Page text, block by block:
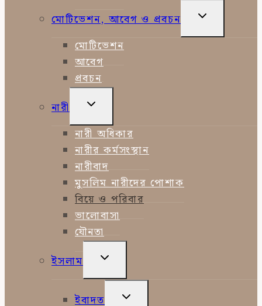
মোটিভেশন, আবেগ ও প্রবচন
TOGGLE
মোটিভেশন
আবেগ
প্রবচন
নারী
TOGGLE
MENU
নারী অধিকার
নারীর কর্মসংস্থান
নারীবাদ
মুসলিম নারীদের পোশাক
বিয়ে ও পরিবার
ভালোবাসা
যৌনতা
ইসলাম
TOGGLE
MENU
ইবাদত
TOGGLE